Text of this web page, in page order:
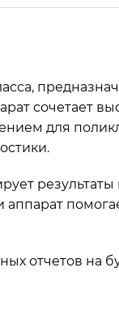
сочетает
для
отчетов на